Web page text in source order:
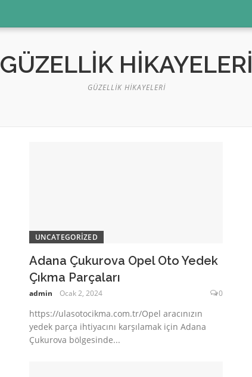
GÜZELLIK HIKAYELERI
GÜZELLIK HIKAYELERI
UNCATEGORIZED
Adana Çukurova Opel Oto Yedek
Çıkma Parçaları
admin Ocak 2, 2024 0
https://ulasotocikma.com.tr/Opel aracınızın
yedek parça ihtiyacını karşılamak için Adana
Çukurova bölgesinde...